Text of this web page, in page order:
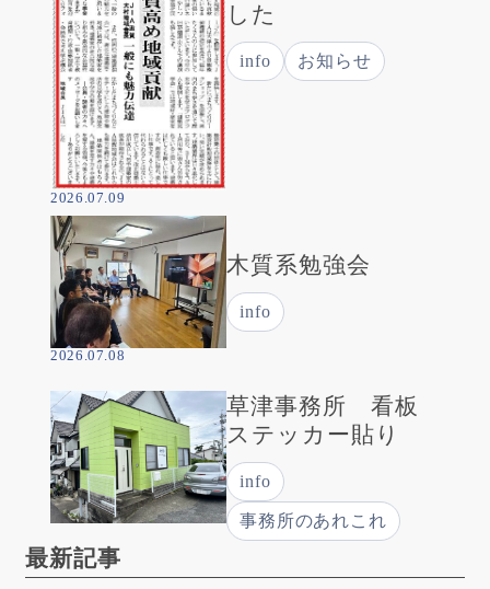
した
info お知らせ
2026.07.09
木質系勉強会
info
2026.07.08
草津事務所 看板
ステッカー貼り
info
事務所のあれこれ
最新記事